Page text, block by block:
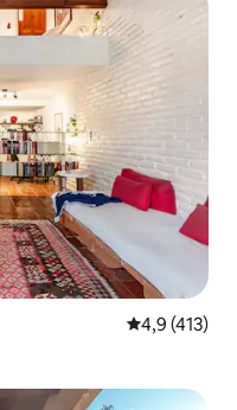
Gemiddelde
4,9 (413)